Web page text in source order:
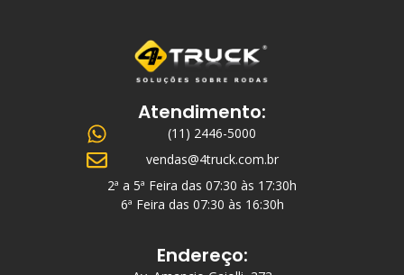
Atendimento:
(11) 2446-5000
vendas@4truck.com.br
2ª a 5ª Feira das 07:30 às 17:30h
6ª Feira das 07:30 às 16:30h
Endereço: